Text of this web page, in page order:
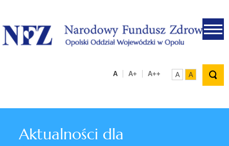
.
A A+ A++ A A
Aktualności dla